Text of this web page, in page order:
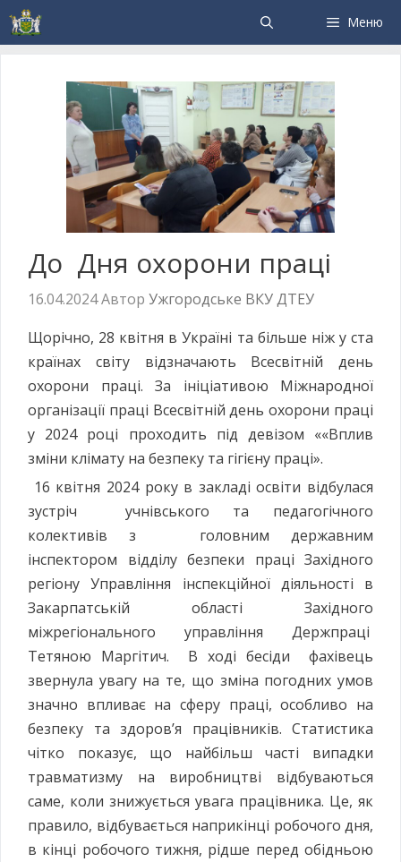
Меню
До Дня охорони праці
16.04.2024Автор Ужгородське ВКУ ДТЕУ
Щорічно, 28 квітня в Україні та більше ніж у ста
країнах світу відзначають Всесвітній день
охорони праці. За ініціативою Міжнародної
організації праці Всесвітній день охорони праці
у 2024 році проходить під девізом ««Вплив
зміни клімату на безпеку та гігієну праці».
16 квітня 2024 року в закладі освіти відбулася
зустріч учнівського та педагогічного
колективів з головним державним
інспектором відділу безпеки праці Західного
регіону Управління інспекційної діяльності в
Закарпатській області Західного
міжрегіонального управління Держпраці
Тетяною Маргітич. В ході бесіди фахівець
звернула увагу на те, що зміна погодних умов
значно впливає на сферу праці, особливо на
безпеку та здоров’я працівників. Статистика
чітко показує, що найбільш часті випадки
травматизму на виробництві відбуваються
саме, коли знижується увага працівника. Це, як
правило, відбувається наприкінці робочого дня,
в кінці робочого тижня, рідше перед обідньою